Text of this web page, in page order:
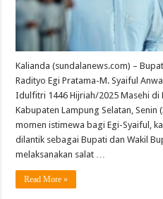
Kalianda (sundalanews.com) –
Radityo Egi Pratama-M. Syaiful
Idulfitri 1446 Hijriah/2025 Masehi di
Kabupaten Lampung Selatan, Senin
momen istimewa bagi Egi-Syaiful,
dilantik sebagai Bupati dan Wakil
melaksanakan salat …
Read More »